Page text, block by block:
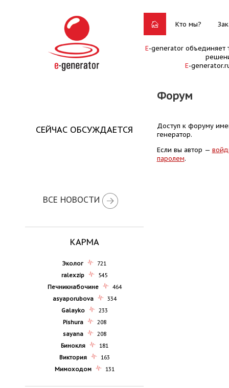
Кто мы?
E-generator объединяет
E-
Форум
СЕЙЧАС ОБСУЖДАЕТСЯ
ВСЕ НОВОСТИ
КАРМА
Эколог
721
ralexzip
545
Печникнабочине
464
asyaporubova
334
Galayko
233
Pishura
208
sayana
208
Бинокля
181
Виктория
163
Мимоходом
131
Доступ к форуму
генератор.
Если вы автор —
паролем.